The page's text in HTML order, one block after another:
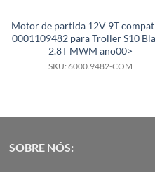
Motor de partida 12V 9T
0001109482 para Troller S10
2.8T MWM ano00>
SKU: 6000.9482-COM
SOBRE NÓS: